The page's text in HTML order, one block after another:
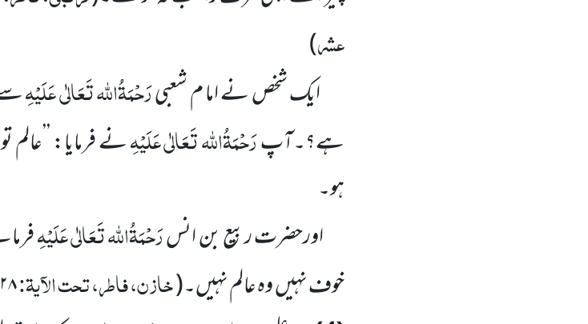
عشر)
ایک شخص نے اما م شعبیرَحْمَۃُاللہ تَعَالٰی عَلَیْہِ
ہے؟۔آپرَحْمَۃُاللہ تَعَالٰیعَلَیْہِنے فرمایا:
ہو۔
اورحضرت ربیع بن انسرَحْمَۃُاللہ تَعَالٰی عَلَیْہِ
خوف نہیںوہ عالمنہیں۔(خازن، فاطر، تحت الآیۃ:۲۸